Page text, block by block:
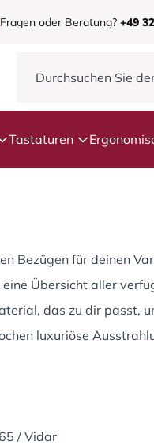
Fragen oder Beratung? +49
Tastaturen
Bezügen für deinen
Übersicht aller
das zu dir passt,
luxuriöse
/ Vidar